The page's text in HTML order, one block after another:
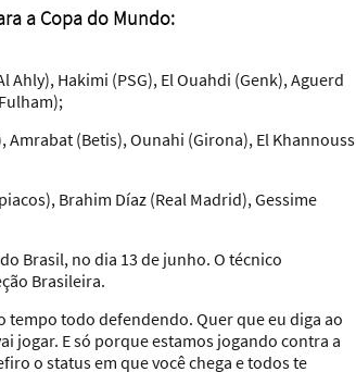
a Copa do Mundo:
Hakimi (PSG), El Ouahdi (Genk), Aguerd
(Betis), Ounahi (Girona), El Khannouss
Brahim Díaz (Real Madrid), Gessime
Brasil, no dia 13 de junho. O técnico
Brasileira.
tempo todo defendendo. Quer que eu diga ao
jogar. E só porque estamos jogando contra a
o status em que você chega e todos te